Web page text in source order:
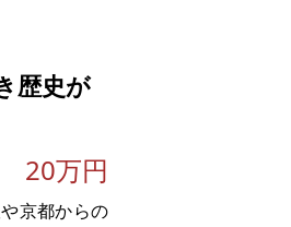
歴史が
20万円
京都からの